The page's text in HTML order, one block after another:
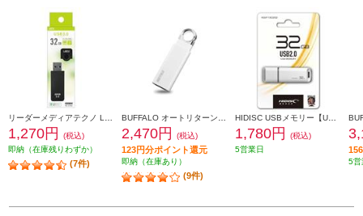
1,270円
(税込)
即納（在庫残りわずか）
(7件)
2,470円 (税込)
123円分ポイント還元
即納（在庫あり）
(9件)
1,780円
(税込)
5営業日
5営